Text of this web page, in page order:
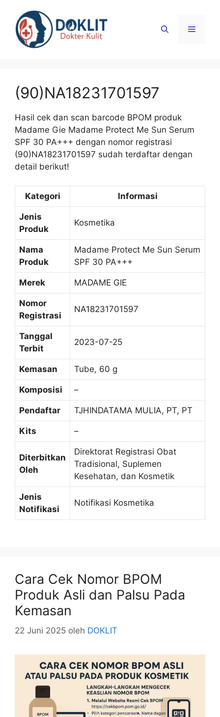
Menu
(90)NA18231701597
Hasil cek dan scan barcode BPOM produk
Madame Gie Madame Protect Me Sun Serum
SPF 30 PA+++ dengan nomor registrasi
(90)NA18231701597 sudah terdaftar dengan
detail berikut!
Kategori Informasi
Jenis
Produk
Kosmetika
Nama
Produk
Madame Protect Me Sun Serum
SPF 30 PA+++
Merek MADAME GIE
Nomor
Registrasi
NA18231701597
Tanggal
Terbit
2023-07-25
Kemasan Tube, 60 g
Komposisi –
Pendaftar TJHINDATAMA MULIA, PT, PT
Kits –
Diterbitkan
Oleh
Direktorat Registrasi Obat
Tradisional, Suplemen
Kesehatan, dan Kosmetik
Jenis
Notifikasi
Notifikasi Kosmetika
Cara Cek Nomor BPOM
Produk Asli dan Palsu Pada
Kemasan
22 Juni 2025 oleh DOKLIT